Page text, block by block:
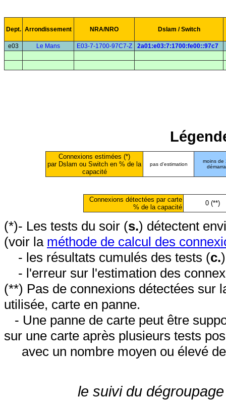
Dept. Arrondissement NRA/NRO Dslam / Switch
e03 Le Mans E03-7-1700-97C7-Z 2a01:e03:7:1700:fe00::97c7
Connexions estimées (*)
par Dslam ou Switch en % de la
capacité
pas d'estimation
moins de
Connexions détectées par carte
% de la capacité
0 (**)
(*)- Les tests du soir (s.) détectent
(voir la méthode de calcul des
- les résultats cumulés des tests (c.
- l'erreur sur l'estimation des
(**) Pas de connexions détectées sur
utilisée, carte en panne.
- Une panne de carte peut être
sur une carte après plusieurs tests
avec un nombre moyen ou élevé
le suivi du